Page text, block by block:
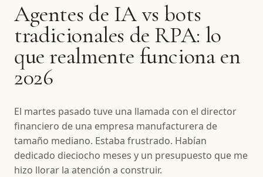
Agentes de IA vs bots
tradicionales de RPA: lo
que realmente funciona en
2026
El martes pasado tuve una llamada con el director
financiero de una empresa manufacturera de
tamaño mediano. Estaba frustrado. Habían
dedicado dieciocho meses y un presupuesto que me
hizo llorar la atención a construir.